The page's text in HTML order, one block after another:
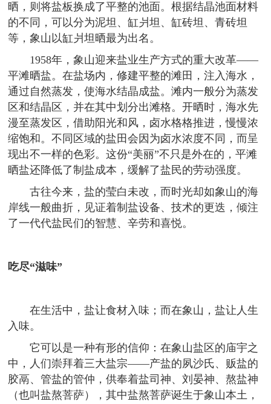
晒，则将盐板换成了平整的池面。根据结晶池面材料
的不同，可以分为泥坦、缸爿坦、缸砖坦、青砖坦
等，象山以缸爿坦晒最为出名。
1958年，象山迎来盐业生产方式的重大改革——
平滩晒盐。在盐场内，修建平整的滩田，注入海水，
通过自然蒸发，使海水结晶成盐。滩内一般分为蒸发
区和结晶区，并在其中划分出滩格。开晒时，海水先
漫至蒸发区，借助阳光和风，卤水格格推进，慢慢浓
缩饱和。不同区域的盐田会因为卤水浓度不同，而呈
现出不一样的色彩。这份“美丽”不只是外在的，平滩
晒盐还降低了制盐成本，缓解了盐民的劳动强度。
古往今来，盐的莹白未改，而时光却如象山的海
岸线一般曲折，见证着制盐设备、技术的更迭，倾注
了一代代盐民们的智慧、辛劳和喜悦。
吃尽“滋味”
在生活中，盐让食材入味；而在象山，盐让人生
入味。
它可以是一种有形的信仰：在象山盐区的庙宇之
中，人们崇拜着三大盐宗——产盐的夙沙氏、贩盐的
胶鬲、管盐的管仲，供奉着盐司神、刘晏神、熬盐神
（也叫盐熬菩萨），其中盐熬菩萨诞生于象山本土，